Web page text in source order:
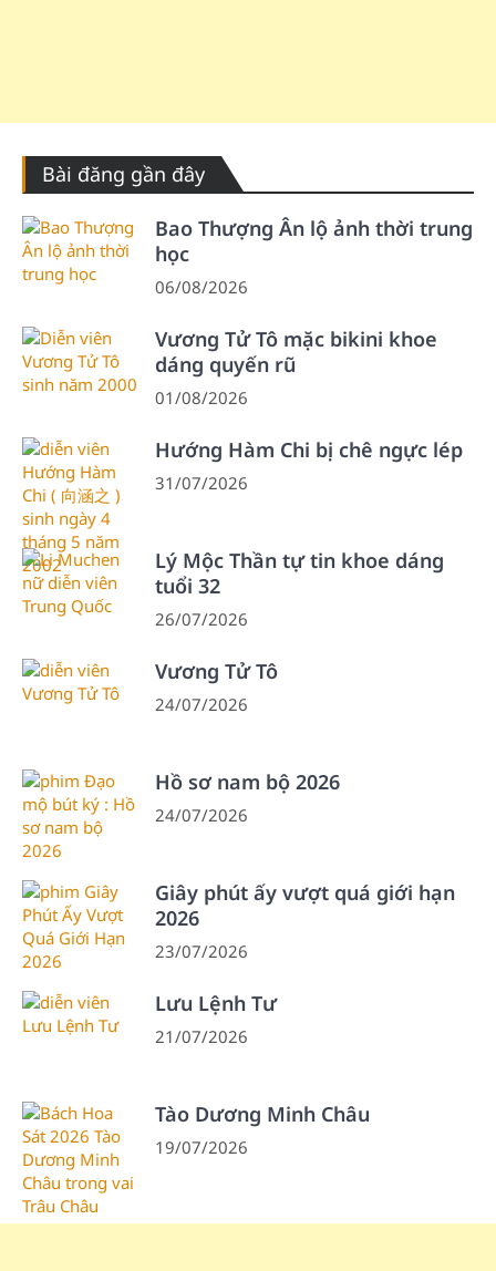
Bài đăng gần đây
Bao Thượng Ân lộ ảnh thời trung
học
06/08/2026
Vương Tử Tô mặc bikini khoe
dáng quyến rũ
01/08/2026
Hướng Hàm Chi bị chê ngực lép
31/07/2026
Lý Mộc Thần tự tin khoe dáng
tuổi 32
26/07/2026
Vương Tử Tô
24/07/2026
Hồ sơ nam bộ 2026
24/07/2026
Giây phút ấy vượt quá giới hạn
2026
23/07/2026
Lưu Lệnh Tư
21/07/2026
Tào Dương Minh Châu
19/07/2026